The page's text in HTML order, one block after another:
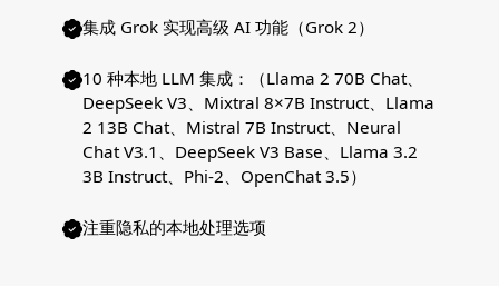
集成 Grok 实现高级 AI 功能（Grok 2）
10 种本地 LLM 集成：（Llama 2 70B Chat、
DeepSeek V3、Mixtral 8×7B Instruct、Llama
2 13B Chat、Mistral 7B Instruct、Neural
Chat V3.1、DeepSeek V3 Base、Llama 3.2
3B Instruct、Phi-2、OpenChat 3.5）
注重隐私的本地处理选项